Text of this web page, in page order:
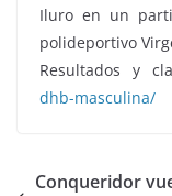
Iluro en un
polideportivo
Resultados y
dhb-masculina/
Conqueridor